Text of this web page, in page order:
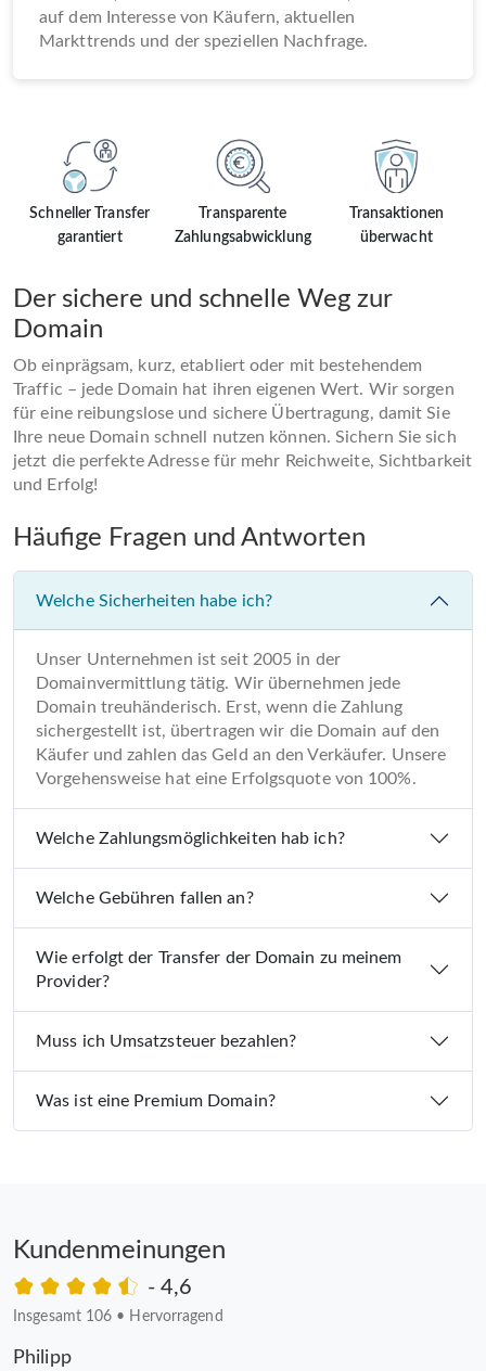
Schneller Transfer
garantiert
Transparente
Zahlungsabwicklung
Transaktionen
überwacht
Der sichere und schnelle Weg zur
Domain
Ob einprägsam, kurz, etabliert oder mit bestehendem
Traffic – jede Domain hat ihren eigenen Wert. Wir sorgen
für eine reibungslose und sichere Übertragung, damit Sie
Ihre neue Domain schnell nutzen können. Sichern Sie sich
jetzt die perfekte Adresse für mehr Reichweite, Sichtbarkeit
und Erfolg!
auf dem Interesse von Käufern, aktuellen
Markttrends und der speziellen Nachfrage.
Häufige Fragen und Antworten
Welche Sicherheiten habe ich?
Unser Unternehmen ist seit 2005 in der
Domainvermittlung tätig. Wir übernehmen jede
Domain treuhänderisch. Erst, wenn die Zahlung
sichergestellt ist, übertragen wir die Domain auf den
Käufer und zahlen das Geld an den Verkäufer. Unsere
Vorgehensweise hat eine Erfolgsquote von 100%.
Welche Zahlungsmöglichkeiten hab ich?
Welche Gebühren fallen an?
Wie erfolgt der Transfer der Domain zu meinem
Provider?
Muss ich Umsatzsteuer bezahlen?
Was ist eine Premium Domain?
Kundenmeinungen
- 4,6
Insgesamt 106 • Hervorragend
Philipp